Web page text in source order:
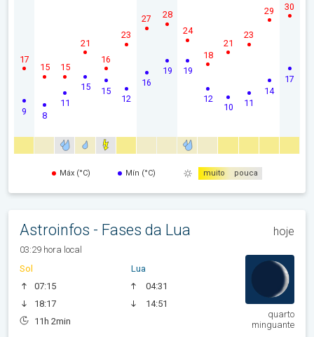
9
17
8
15
11
15
15
21
15
16
12
23
16
27
19
28
19
24
12
18
10
21
11
23
14
29
17
30
Máx (°C) Mín (°C) muito pouca
Astroinfos - Fases da Lua hoje
03:29 hora local
Sol
07:15
18:17
11h 2min
Lua
04:31
14:51
quarto
minguante